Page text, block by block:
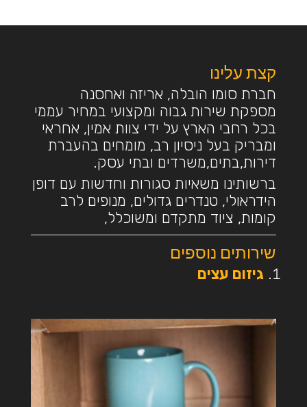
קצת עלינו
חברת סומו הובלה, אריזה ואחסנה
מספקת שירות גבוה ומקצועי במחיר עממי
בכל רחבי הארץ על ידי צוות אמין, אחראי
ומבריק בעל ניסיון רב, מומחים בהעברת
דירות,בתים,משרדים ובתי עסק.
ברשותינו משאיות סגורות וחדשות עם דופן
הידראולי, טנדרים גדולים, מנופים לרב
קומות, ציוד מתקדם ומשוכלל,
שירותים נוספים
גיזום עצים